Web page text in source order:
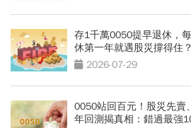
存1千萬0050提早退休，
休第一年就遇股災撐得住
條件2026-07-29
0050站回百元！股災先賣
年回測揭真相：錯過最強